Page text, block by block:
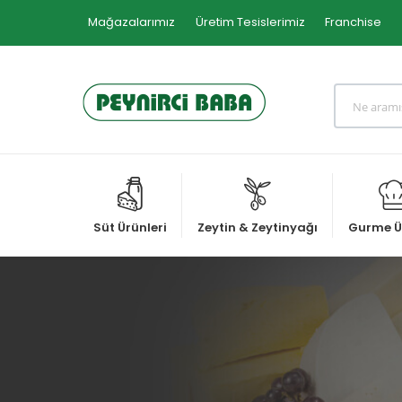
Mağazalarımız Üretim Tesislerimiz Franchise
Süt Ürünleri Zeytin & Zeytinyağı Gurme